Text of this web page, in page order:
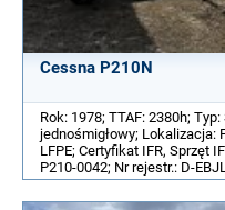
Cessna P210N
Rok: 1978; TTAF: 2380h;
jednośmigłowy; Lokalizacja:
LFPE; Certyfikat IFR, Sprzęt
P210-0042; Nr rejestr.: D-